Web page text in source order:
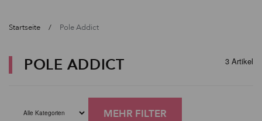
Startseite Pole Addict
POLE ADDICT 3 Artikel
MEHR FILTER